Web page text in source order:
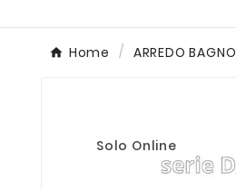
Home ARREDO BAGNO
Solo Online